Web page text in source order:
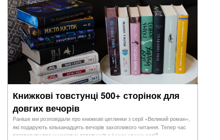
Книжкові товстунці 500+ сторінок для
довгих вечорів
Раніше ми розповідали про книжкові цеглинки з серії «Великий роман»,
які подарують кільканадцять вечорів захопливого читання. Тепер час
поговорити про книжкових товстунців з інших наших серій.